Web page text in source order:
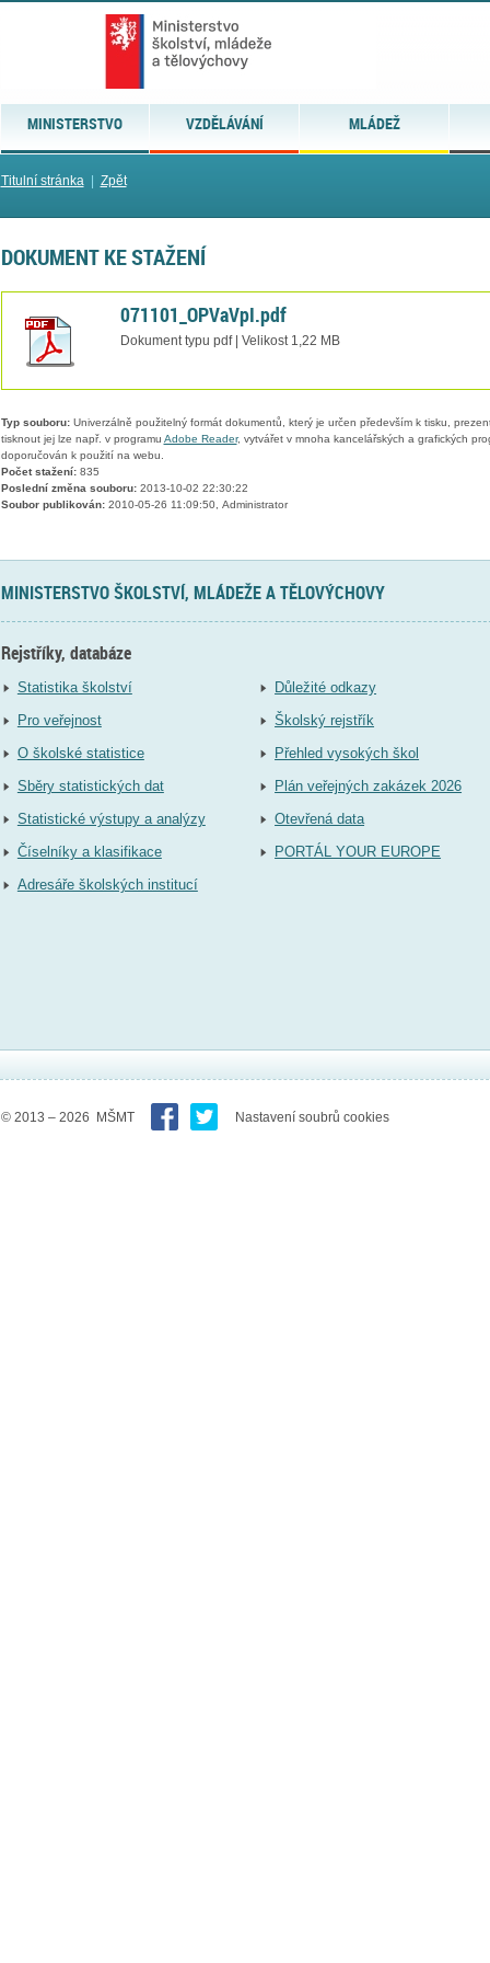
MINISTERSTVO VZDĚLÁVÁNÍ MLÁDEŽ
Titulní stránka| Zpět
DOKUMENT KE STAŽENÍ
071101_OPVaVpI.pdf
Dokument typu pdf | Velikost 1,22 MB
Typ souboru:Univerzálně použitelný formát dokumentů, který je určen především k tisku,
tisknout jej lze např. v programu Adobe Reader, vytvářet v mnoha kancelářských a grafických
doporučován k použití na webu.
Počet stažení:835
Poslední změna souboru:2013-10-02 22:30:22
Soubor publikován:2010-05-26 11:09:50, Administrator
MINISTERSTVO ŠKOLSTVÍ, MLÁDEŽE A TĚLOVÝCHOVY
Rejstříky, databáze
Statistika školství
Pro veřejnost
O školské statistice
Sběry statistických dat
Statistické výstupy a analýzy
Číselníky a klasifikace
Adresáře školských institucí
Důležité odkazy
Školský rejstřík
Přehled vysokých škol
Plán veřejných zakázek 2026
Otevřená data
PORTÁL YOUR EUROPE
© 2013 – 2026 MŠMT Nastavení soubrů cookies